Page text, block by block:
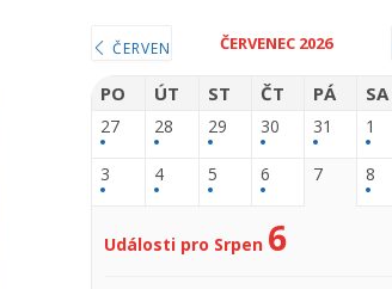
ČERVEN ČERVENEC 2026
PO ÚT ST ČT PÁ SA
27 28 29 30 31 1
3 4 5 6 7 8
Události pro Srpen 6